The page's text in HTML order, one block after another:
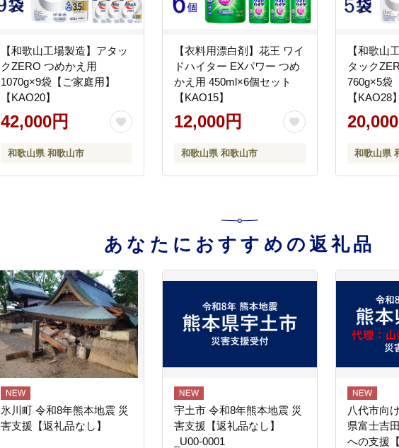
【和歌山工場製造】アタッ
クZERO つめかえ用
1070g×9袋【ご家庭用】
【KAO20】
42,000円
和歌山県 和歌山市
【衣料用漂白剤】花王 ワイ
ドハイター EXパワー つめ
かえ用 450ml×6個セット
【KAO15】
12,000円
和歌山県 和歌山市
【和歌山
タック
760g×5袋
【KAO28】
和歌山県
あなたにおすすめの返礼品
氷川町 令和8年熊本地震 災
害支援【返礼品なし】
宇土市 令和8年熊本地震 災
害支援【返礼品なし】
_U00-0001
八代市向
県富士吉
への支援